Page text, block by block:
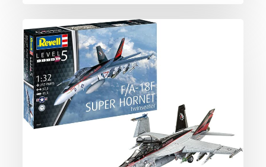
Boeing
F/A-
18F
Super
Hornet
in
1:32